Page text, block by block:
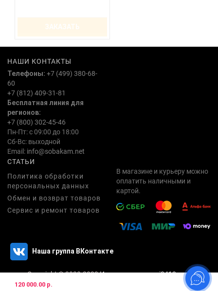
120 000.00 р.
ЗАКАЗАТЬ
НАШИ КОНТАКТЫ
Телефоны: +7 (499) 380-68-
60
+7 (812) 409-31-81
Бесплатная линия для
регионов:
+7 (800) 302-45-46
Пн-Пт: с 09:00 до 18:00
Сб-Вс: выходной
Email: info@sobakam.net
СТАТЬИ
Политика обработки
персональных данных
Обмен и возврат товаров
Сервис и ремонт товаров
В магазине и курьеру можно
оплатить наличными и
картой.
Наша группа ВКонтакте
Copyright © 2020-2023Интернет магазин i3412.com